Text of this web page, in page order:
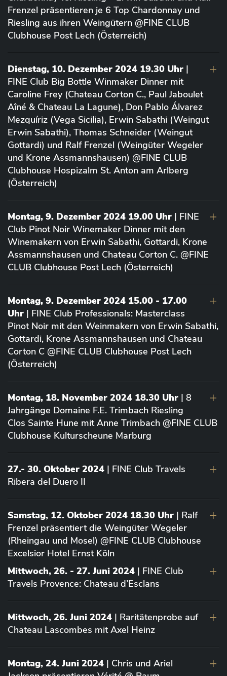
Frenzel präsentieren je 6 Top Chardonnay und
Riesling aus ihren Weingütern @FINE CLUB
Clubhouse Post Lech (Österreich)
Dienstag, 10. Dezember 2024 19.30 Uhr |
FINE Club Big Bottle Winmaker Dinner mit
Caroline Frey (Chateau Corton C., Paul Jaboulet
Aîné & Chateau La Lagune), Don Pablo Álvarez
Mezquíriz (Vega Sicilia), Erwin Sabathi (Weingut
Erwin Sabathi), Thomas Schneider (Weingut
Gottardi) und Ralf Frenzel (Weingüter Wegeler
und Krone Assmannshausen) @FINE CLUB
Clubhouse Hospizalm St. Anton am Arlberg
(Österreich)
Montag, 9. Dezember 2024 19.00 Uhr | FINE
Club Pinot Noir Winemaker Dinner mit den
Winemakern von Erwin Sabathi, Gottardi, Krone
Assmannshausen und Chateau Corton C. @FINE
CLUB Clubhouse Post Lech (Österreich)
Montag, 9. Dezember 2024 15.00 - 17.00
Uhr | FINE Club Professionals: Masterclass
Pinot Noir mit den Weinmakern von Erwin Sabathi,
Gottardi, Krone Assmannshausen und Chateau
Corton C @FINE CLUB Clubhouse Post Lech
(Österreich)
Montag, 18. November 2024 18.30 Uhr | 8
Jahrgänge Domaine F.E. Trimbach Riesling
Clos Sainte Hune mit Anne Trimbach @FINE CLUB
Clubhouse Kulturscheune Marburg
27.- 30. Oktober 2024 | FINE Club Travels
Ribera del Duero II
Samstag, 12. Oktober 2024 18.30 Uhr | Ralf
Frenzel präsentiert die Weingüter Wegeler
(Rheingau und Mosel) @FINE CLUB Clubhouse
Excelsior Hotel Ernst Köln
Mittwoch, 26. - 27. Juni 2024 | FINE Club
Travels Provence: Chateau d’Esclans
Mittwoch, 26. Juni 2024 | Raritätenprobe auf
Chateau Lascombes mit Axel Heinz
Montag, 24. Juni 2024 | Chris und Ariel